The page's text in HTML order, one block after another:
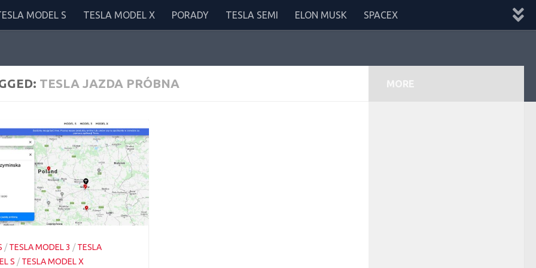
MODEL S TESLA MODEL X PORADY TESLA SEMI ELON MUSK SPACEX
TESLA JAZDA PRÓBNA
/TESLA MODEL 3 /TESLA
S /TESLA MODEL X
MORE